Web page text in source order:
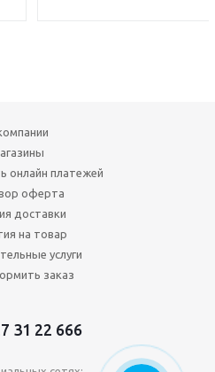
онлайн платежей
оферта
доставки
на товар
услуги
заказ
31 22 666